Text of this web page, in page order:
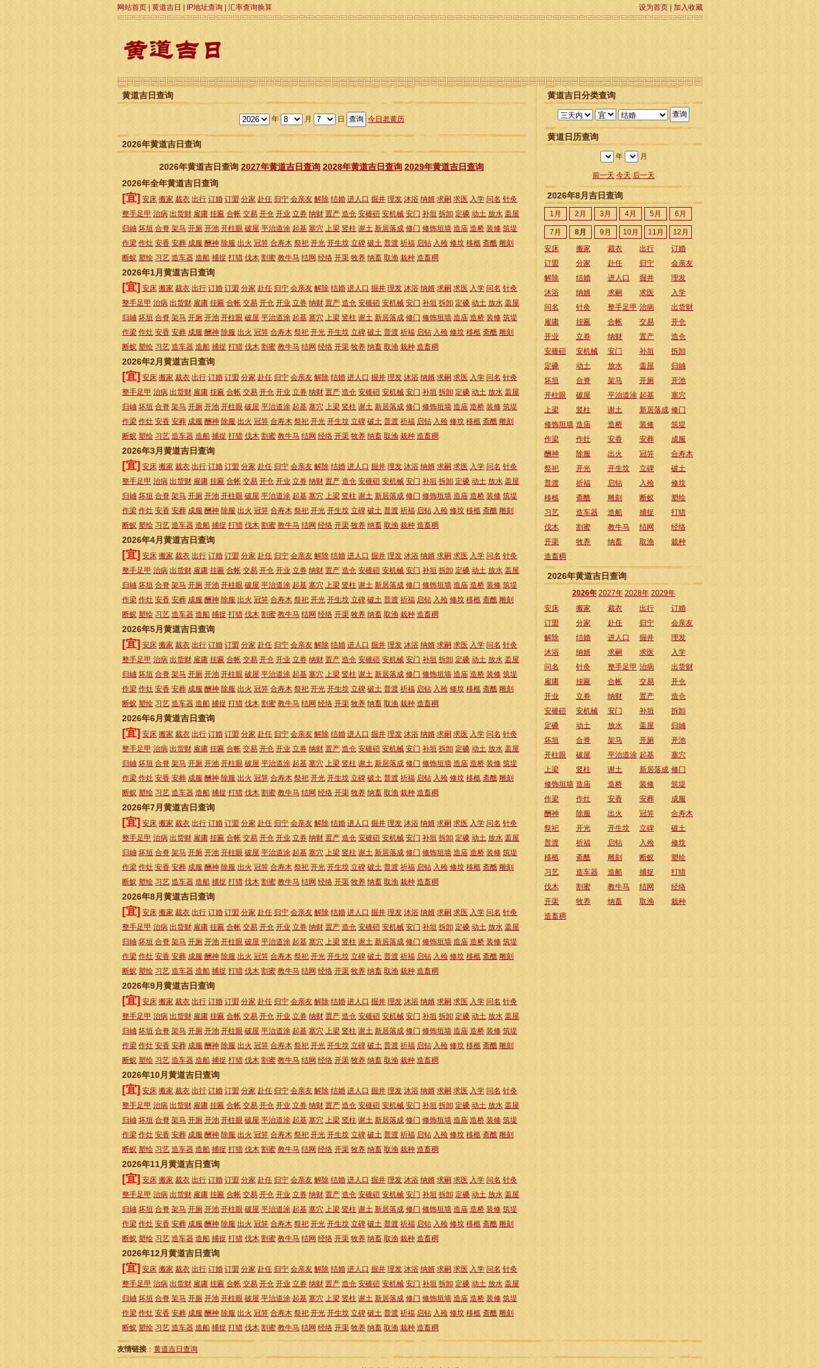
网站首页|黄道吉日| IP地址查询|汇率查询换算 设为首页|加入收藏
黄道吉日查询
年 月 日 今日老黄历
2026年黄道吉日查询
2026年黄道吉日查询 2027年黄道吉日查询 2028年黄道吉日查询 2029年黄道吉日查询
2026年全年黄道吉日查询
[宜] 安床 搬家 裁衣 出行 订婚 订盟 分家 赴任 归宁 会亲友 解除 结婚 进人口 掘井 理发 沐浴 纳婿 求嗣 求医 入学 问名 针灸
整手足甲 治病 出货财 雇庸 挂匾 合帐 交易 开仓 开业 立券 纳财 置产 造仓 安碓磑 安机械 安门 补垣 拆卸 定磉 动土 放水 盖屋
归岫 坏垣 合脊 架马 开厕 开池 开柱眼 破屋 平治道涂 起基 塞穴 上梁 竖柱 谢土 新居落成 修门 修饰垣墙 造庙 造桥 装修 筑堤
作梁 作灶 安香 安葬 成服 酬神 除服 出火 冠笄 合寿木 祭祀 开光 开生坟 立碑 破土 普渡 祈福 启钻 入殓 修坟 移柩 斋醮 雕刻
断蚁 塑绘 习艺 造车器 造船 捕捉 打猎 伐木 割蜜 教牛马 结网 经络 开渠 牧养 纳畜 取渔 栽种 造畜稠
2026年1月黄道吉日查询
[宜] 安床 搬家 裁衣 出行 订婚 订盟 分家 赴任 归宁 会亲友 解除 结婚 进人口 掘井 理发 沐浴 纳婿 求嗣 求医 入学 问名 针灸
整手足甲 治病 出货财 雇庸 挂匾 合帐 交易 开仓 开业 立券 纳财 置产 造仓 安碓磑 安机械 安门 补垣 拆卸 定磉 动土 放水 盖屋
归岫 坏垣 合脊 架马 开厕 开池 开柱眼 破屋 平治道涂 起基 塞穴 上梁 竖柱 谢土 新居落成 修门 修饰垣墙 造庙 造桥 装修 筑堤
作梁 作灶 安香 安葬 成服 酬神 除服 出火 冠笄 合寿木 祭祀 开光 开生坟 立碑 破土 普渡 祈福 启钻 入殓 修坟 移柩 斋醮 雕刻
断蚁 塑绘 习艺 造车器 造船 捕捉 打猎 伐木 割蜜 教牛马 结网 经络 开渠 牧养 纳畜 取渔 栽种 造畜稠
2026年2月黄道吉日查询
[宜] 安床 搬家 裁衣 出行 订婚 订盟 分家 赴任 归宁 会亲友 解除 结婚 进人口 掘井 理发 沐浴 纳婿 求嗣 求医 入学 问名 针灸
整手足甲 治病 出货财 雇庸 挂匾 合帐 交易 开仓 开业 立券 纳财 置产 造仓 安碓磑 安机械 安门 补垣 拆卸 定磉 动土 放水 盖屋
归岫 坏垣 合脊 架马 开厕 开池 开柱眼 破屋 平治道涂 起基 塞穴 上梁 竖柱 谢土 新居落成 修门 修饰垣墙 造庙 造桥 装修 筑堤
作梁 作灶 安香 安葬 成服 酬神 除服 出火 冠笄 合寿木 祭祀 开光 开生坟 立碑 破土 普渡 祈福 启钻 入殓 修坟 移柩 斋醮 雕刻
断蚁 塑绘 习艺 造车器 造船 捕捉 打猎 伐木 割蜜 教牛马 结网 经络 开渠 牧养 纳畜 取渔 栽种 造畜稠
2026年3月黄道吉日查询
[宜] 安床 搬家 裁衣 出行 订婚 订盟 分家 赴任 归宁 会亲友 解除 结婚 进人口 掘井 理发 沐浴 纳婿 求嗣 求医 入学 问名 针灸
整手足甲 治病 出货财 雇庸 挂匾 合帐 交易 开仓 开业 立券 纳财 置产 造仓 安碓磑 安机械 安门 补垣 拆卸 定磉 动土 放水 盖屋
归岫 坏垣 合脊 架马 开厕 开池 开柱眼 破屋 平治道涂 起基 塞穴 上梁 竖柱 谢土 新居落成 修门 修饰垣墙 造庙 造桥 装修 筑堤
作梁 作灶 安香 安葬 成服 酬神 除服 出火 冠笄 合寿木 祭祀 开光 开生坟 立碑 破土 普渡 祈福 启钻 入殓 修坟 移柩 斋醮 雕刻
断蚁 塑绘 习艺 造车器 造船 捕捉 打猎 伐木 割蜜 教牛马 结网 经络 开渠 牧养 纳畜 取渔 栽种 造畜稠
2026年4月黄道吉日查询
[宜] 安床 搬家 裁衣 出行 订婚 订盟 分家 赴任 归宁 会亲友 解除 结婚 进人口 掘井 理发 沐浴 纳婿 求嗣 求医 入学 问名 针灸
整手足甲 治病 出货财 雇庸 挂匾 合帐 交易 开仓 开业 立券 纳财 置产 造仓 安碓磑 安机械 安门 补垣 拆卸 定磉 动土 放水 盖屋
归岫 坏垣 合脊 架马 开厕 开池 开柱眼 破屋 平治道涂 起基 塞穴 上梁 竖柱 谢土 新居落成 修门 修饰垣墙 造庙 造桥 装修 筑堤
作梁 作灶 安香 安葬 成服 酬神 除服 出火 冠笄 合寿木 祭祀 开光 开生坟 立碑 破土 普渡 祈福 启钻 入殓 修坟 移柩 斋醮 雕刻
断蚁 塑绘 习艺 造车器 造船 捕捉 打猎 伐木 割蜜 教牛马 结网 经络 开渠 牧养 纳畜 取渔 栽种 造畜稠
2026年5月黄道吉日查询
[宜] 安床 搬家 裁衣 出行 订婚 订盟 分家 赴任 归宁 会亲友 解除 结婚 进人口 掘井 理发 沐浴 纳婿 求嗣 求医 入学 问名 针灸
整手足甲 治病 出货财 雇庸 挂匾 合帐 交易 开仓 开业 立券 纳财 置产 造仓 安碓磑 安机械 安门 补垣 拆卸 定磉 动土 放水 盖屋
归岫 坏垣 合脊 架马 开厕 开池 开柱眼 破屋 平治道涂 起基 塞穴 上梁 竖柱 谢土 新居落成 修门 修饰垣墙 造庙 造桥 装修 筑堤
作梁 作灶 安香 安葬 成服 酬神 除服 出火 冠笄 合寿木 祭祀 开光 开生坟 立碑 破土 普渡 祈福 启钻 入殓 修坟 移柩 斋醮 雕刻
断蚁 塑绘 习艺 造车器 造船 捕捉 打猎 伐木 割蜜 教牛马 结网 经络 开渠 牧养 纳畜 取渔 栽种 造畜稠
2026年6月黄道吉日查询
[宜] 安床 搬家 裁衣 出行 订婚 订盟 分家 赴任 归宁 会亲友 解除 结婚 进人口 掘井 理发 沐浴 纳婿 求嗣 求医 入学 问名 针灸
整手足甲 治病 出货财 雇庸 挂匾 合帐 交易 开仓 开业 立券 纳财 置产 造仓 安碓磑 安机械 安门 补垣 拆卸 定磉 动土 放水 盖屋
归岫 坏垣 合脊 架马 开厕 开池 开柱眼 破屋 平治道涂 起基 塞穴 上梁 竖柱 谢土 新居落成 修门 修饰垣墙 造庙 造桥 装修 筑堤
作梁 作灶 安香 安葬 成服 酬神 除服 出火 冠笄 合寿木 祭祀 开光 开生坟 立碑 破土 普渡 祈福 启钻 入殓 修坟 移柩 斋醮 雕刻
断蚁 塑绘 习艺 造车器 造船 捕捉 打猎 伐木 割蜜 教牛马 结网 经络 开渠 牧养 纳畜 取渔 栽种 造畜稠
2026年7月黄道吉日查询
[宜] 安床 搬家 裁衣 出行 订婚 订盟 分家 赴任 归宁 会亲友 解除 结婚 进人口 掘井 理发 沐浴 纳婿 求嗣 求医 入学 问名 针灸
整手足甲 治病 出货财 雇庸 挂匾 合帐 交易 开仓 开业 立券 纳财 置产 造仓 安碓磑 安机械 安门 补垣 拆卸 定磉 动土 放水 盖屋
归岫 坏垣 合脊 架马 开厕 开池 开柱眼 破屋 平治道涂 起基 塞穴 上梁 竖柱 谢土 新居落成 修门 修饰垣墙 造庙 造桥 装修 筑堤
作梁 作灶 安香 安葬 成服 酬神 除服 出火 冠笄 合寿木 祭祀 开光 开生坟 立碑 破土 普渡 祈福 启钻 入殓 修坟 移柩 斋醮 雕刻
断蚁 塑绘 习艺 造车器 造船 捕捉 打猎 伐木 割蜜 教牛马 结网 经络 开渠 牧养 纳畜 取渔 栽种 造畜稠
2026年8月黄道吉日查询
[宜] 安床 搬家 裁衣 出行 订婚 订盟 分家 赴任 归宁 会亲友 解除 结婚 进人口 掘井 理发 沐浴 纳婿 求嗣 求医 入学 问名 针灸
整手足甲 治病 出货财 雇庸 挂匾 合帐 交易 开仓 开业 立券 纳财 置产 造仓 安碓磑 安机械 安门 补垣 拆卸 定磉 动土 放水 盖屋
归岫 坏垣 合脊 架马 开厕 开池 开柱眼 破屋 平治道涂 起基 塞穴 上梁 竖柱 谢土 新居落成 修门 修饰垣墙 造庙 造桥 装修 筑堤
作梁 作灶 安香 安葬 成服 酬神 除服 出火 冠笄 合寿木 祭祀 开光 开生坟 立碑 破土 普渡 祈福 启钻 入殓 修坟 移柩 斋醮 雕刻
断蚁 塑绘 习艺 造车器 造船 捕捉 打猎 伐木 割蜜 教牛马 结网 经络 开渠 牧养 纳畜 取渔 栽种 造畜稠
2026年9月黄道吉日查询
[宜] 安床 搬家 裁衣 出行 订婚 订盟 分家 赴任 归宁 会亲友 解除 结婚 进人口 掘井 理发 沐浴 纳婿 求嗣 求医 入学 问名 针灸
整手足甲 治病 出货财 雇庸 挂匾 合帐 交易 开仓 开业 立券 纳财 置产 造仓 安碓磑 安机械 安门 补垣 拆卸 定磉 动土 放水 盖屋
归岫 坏垣 合脊 架马 开厕 开池 开柱眼 破屋 平治道涂 起基 塞穴 上梁 竖柱 谢土 新居落成 修门 修饰垣墙 造庙 造桥 装修 筑堤
作梁 作灶 安香 安葬 成服 酬神 除服 出火 冠笄 合寿木 祭祀 开光 开生坟 立碑 破土 普渡 祈福 启钻 入殓 修坟 移柩 斋醮 雕刻
断蚁 塑绘 习艺 造车器 造船 捕捉 打猎 伐木 割蜜 教牛马 结网 经络 开渠 牧养 纳畜 取渔 栽种 造畜稠
2026年10月黄道吉日查询
[宜] 安床 搬家 裁衣 出行 订婚 订盟 分家 赴任 归宁 会亲友 解除 结婚 进人口 掘井 理发 沐浴 纳婿 求嗣 求医 入学 问名 针灸
整手足甲 治病 出货财 雇庸 挂匾 合帐 交易 开仓 开业 立券 纳财 置产 造仓 安碓磑 安机械 安门 补垣 拆卸 定磉 动土 放水 盖屋
归岫 坏垣 合脊 架马 开厕 开池 开柱眼 破屋 平治道涂 起基 塞穴 上梁 竖柱 谢土 新居落成 修门 修饰垣墙 造庙 造桥 装修 筑堤
作梁 作灶 安香 安葬 成服 酬神 除服 出火 冠笄 合寿木 祭祀 开光 开生坟 立碑 破土 普渡 祈福 启钻 入殓 修坟 移柩 斋醮 雕刻
断蚁 塑绘 习艺 造车器 造船 捕捉 打猎 伐木 割蜜 教牛马 结网 经络 开渠 牧养 纳畜 取渔 栽种 造畜稠
2026年11月黄道吉日查询
[宜] 安床 搬家 裁衣 出行 订婚 订盟 分家 赴任 归宁 会亲友 解除 结婚 进人口 掘井 理发 沐浴 纳婿 求嗣 求医 入学 问名 针灸
整手足甲 治病 出货财 雇庸 挂匾 合帐 交易 开仓 开业 立券 纳财 置产 造仓 安碓磑 安机械 安门 补垣 拆卸 定磉 动土 放水 盖屋
归岫 坏垣 合脊 架马 开厕 开池 开柱眼 破屋 平治道涂 起基 塞穴 上梁 竖柱 谢土 新居落成 修门 修饰垣墙 造庙 造桥 装修 筑堤
作梁 作灶 安香 安葬 成服 酬神 除服 出火 冠笄 合寿木 祭祀 开光 开生坟 立碑 破土 普渡 祈福 启钻 入殓 修坟 移柩 斋醮 雕刻
断蚁 塑绘 习艺 造车器 造船 捕捉 打猎 伐木 割蜜 教牛马 结网 经络 开渠 牧养 纳畜 取渔 栽种 造畜稠
2026年12月黄道吉日查询
[宜] 安床 搬家 裁衣 出行 订婚 订盟 分家 赴任 归宁 会亲友 解除 结婚 进人口 掘井 理发 沐浴 纳婿 求嗣 求医 入学 问名 针灸
整手足甲 治病 出货财 雇庸 挂匾 合帐 交易 开仓 开业 立券 纳财 置产 造仓 安碓磑 安机械 安门 补垣 拆卸 定磉 动土 放水 盖屋
归岫 坏垣 合脊 架马 开厕 开池 开柱眼 破屋 平治道涂 起基 塞穴 上梁 竖柱 谢土 新居落成 修门 修饰垣墙 造庙 造桥 装修 筑堤
作梁 作灶 安香 安葬 成服 酬神 除服 出火 冠笄 合寿木 祭祀 开光 开生坟 立碑 破土 普渡 祈福 启钻 入殓 修坟 移柩 斋醮 雕刻
断蚁 塑绘 习艺 造车器 造船 捕捉 打猎 伐木 割蜜 教牛马 结网 经络 开渠 牧养 纳畜 取渔 栽种 造畜稠
黄道吉日分类查询
黄道日历查询
年 月
前一天 今天 后一天
2026年8月吉日查询
1月 2月 3月 4月 5月 6月
7月 8月 9月 10月 11月
12月
安床
搬家 裁衣 出行
订婚
订盟
分家 赴任 归宁
会亲友
解除
结婚 进人口 掘井
理发
沐浴
纳婿 求嗣 求医
入学
问名
针灸 整手足甲 治病
出货财
雇庸
挂匾 合帐 交易
开仓
开业
立券 纳财 置产
造仓
安碓磑
安机械 安门 补垣
拆卸
定磉
动土 放水 盖屋
归岫
坏垣
合脊 架马 开厕
开池
开柱眼
破屋 平治道涂 起基
塞穴
上梁
竖柱 谢土 新居落成 修门
修饰垣墙 造庙 造桥 装修
筑堤
作梁
作灶 安香 安葬
成服
酬神
除服 出火 冠笄
合寿木
祭祀
开光 开生坟 立碑
破土
普渡
祈福 启钻 入殓
修坟
移柩
斋醮 雕刻 断蚁
塑绘
习艺
造车器 造船 捕捉
打猎
伐木
割蜜 教牛马 结网
经络
开渠
牧养 纳畜 取渔
栽种
造畜稠
2026年黄道吉日查询
2026年 2027年 2028年 2029年
安床
搬家 裁衣 出行
订婚
订盟
分家 赴任 归宁
会亲友
解除
结婚 进人口 掘井
理发
沐浴
纳婿 求嗣 求医
入学
问名
针灸 整手足甲 治病
出货财
雇庸
挂匾 合帐 交易
开仓
开业
立券 纳财 置产
造仓
安碓磑
安机械 安门 补垣
拆卸
定磉
动土 放水 盖屋
归岫
坏垣
合脊 架马 开厕
开池
开柱眼
破屋 平治道涂 起基
塞穴
上梁
竖柱 谢土 新居落成 修门
修饰垣墙 造庙 造桥 装修
筑堤
作梁
作灶 安香 安葬
成服
酬神
除服 出火 冠笄
合寿木
祭祀
开光 开生坟 立碑
破土
普渡
祈福 启钻 入殓
修坟
移柩
斋醮 雕刻 断蚁
塑绘
习艺
造车器 造船 捕捉
打猎
伐木
割蜜 教牛马 结网
经络
开渠
牧养 纳畜 取渔
栽种
造畜稠
友情链接：黄道吉日查询